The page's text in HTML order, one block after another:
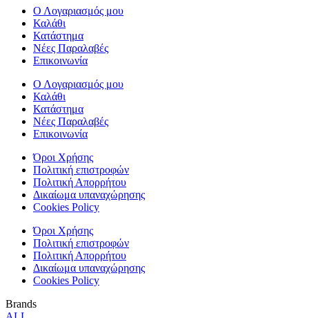
Ο Λογαριασμός μου
Καλάθι
Κατάστημα
Νέες Παραλαβές
Επικοινωνία
Ο Λογαριασμός μου
Καλάθι
Κατάστημα
Νέες Παραλαβές
Επικοινωνία
Όροι Χρήσης
Πολιτική επιστροφών
Πολιτική Απορρήτου
Δικαίωμα υπαναχώρησης
Cookies Policy
Όροι Χρήσης
Πολιτική επιστροφών
Πολιτική Απορρήτου
Δικαίωμα υπαναχώρησης
Cookies Policy
Brands